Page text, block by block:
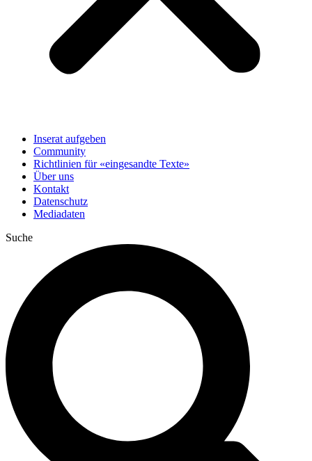
Inserat aufgeben
Community
Richtlinien für «eingesandte Texte»
Über uns
Kontakt
Datenschutz
Mediadaten
Suche